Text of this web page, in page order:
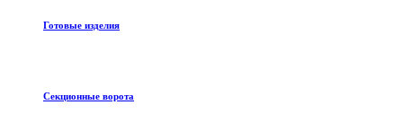
Готовые изделия
Секционные ворота